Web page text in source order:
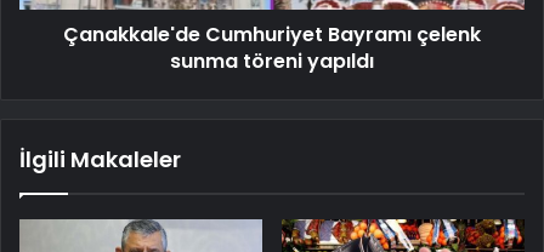
Çanakkale'de Cumhuriyet Bayramı çelenk
sunma töreni yapıldı
İlgili Makaleler